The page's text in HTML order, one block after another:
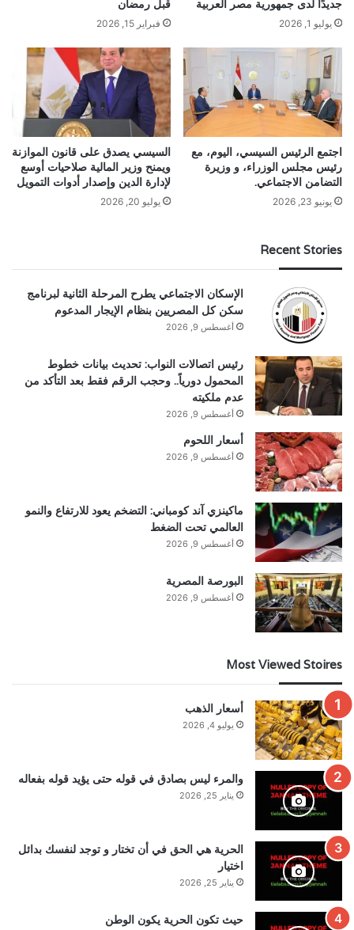
جديدًا لدى جمهورية مصر العربية
يوليو 1, 2026
قبل رمضان
فبراير 15, 2026
اجتمع الرئيس السيسي، اليوم، مع
رئيس مجلس الوزراء، و وزيرة
التضامن الاجتماعي.
يونيو 23, 2026
السيسي يصدق على قانون الموازنة
ويمنح وزير المالية صلاحيات أوسع
لإدارة الدين وإصدار أدوات التمويل
يوليو 20, 2026
Recent Stories
الإسكان الاجتماعي يطرح المرحلة الثانية لبرنامج
سكن كل المصريين بنظام الإيجار المدعوم
أغسطس 9, 2026
رئيس اتصالات النواب: تحديث بيانات خطوط
المحمول دورياً.. وحجب الرقم فقط بعد التأكد من
عدم ملكيته
أغسطس 9, 2026
أسعار اللحوم
أغسطس 9, 2026
ماكينزي آند كومباني: التضخم يعود للارتفاع والنمو
العالمي تحت الضغط
أغسطس 9, 2026
البورصة المصرية
أغسطس 9, 2026
Most Viewed Stoires
أسعار الذهب
يوليو 4, 2026
والمرء ليس بصادق في قوله حتى يؤيد قوله بفعاله
يناير 25, 2026
الحرية هي الحق في أن تختار و توجد لنفسك بدائل
اختيار
يناير 25, 2026
حيث تكون الحرية يكون الوطن